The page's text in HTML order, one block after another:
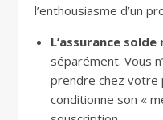
l’enthousiasme d’un
L’assurance
séparément. Vous
prendre chez votre
conditionne son «